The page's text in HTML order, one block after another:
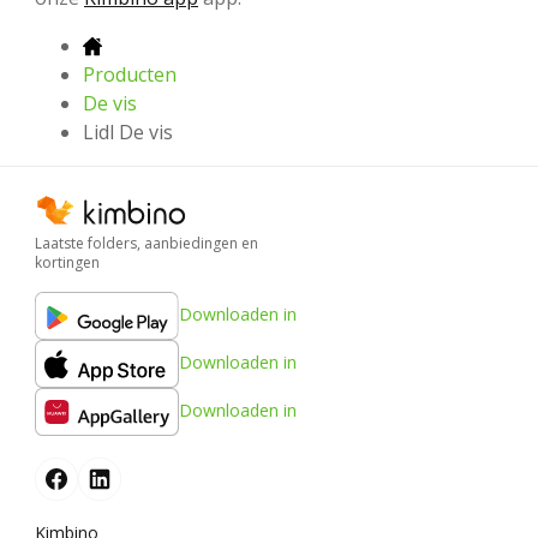
Producten
De vis
Lidl De vis
Laatste folders, aanbiedingen en
kortingen
Downloaden in
Downloaden in
Downloaden in
Kimbino